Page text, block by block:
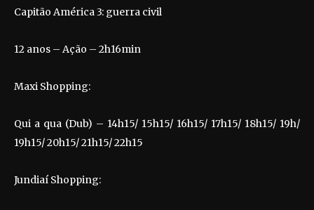
Capitão América 3: guerra civil
12 anos – Ação – 2h16min
Maxi Shopping:
Qui a qua (Dub) – 14h15/ 15h15/ 16h15/ 17h15/ 18h15/ 19h/
19h15/ 20h15/ 21h15/ 22h15
Jundiaí Shopping: